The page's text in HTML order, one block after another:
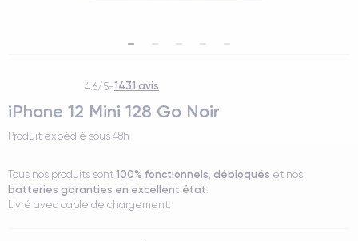
4.6/5-1431 avis
iPhone 12 Mini 128 Go Noir
Produit expédié sous 48h
Tous nos produits sont 100% fonctionnels, débloqués et nos
batteries garanties en excellent état.
Livré avec cable de chargement.